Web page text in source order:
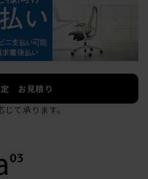
定 お見積り
じて承ります。